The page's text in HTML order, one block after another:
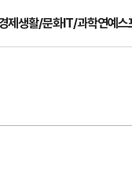
제생활/문화IT/과학연예스